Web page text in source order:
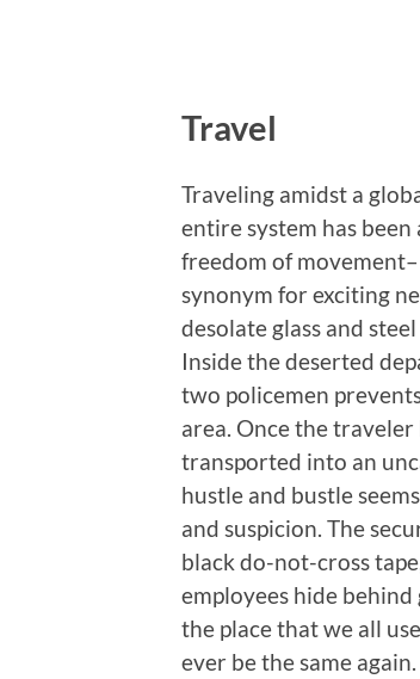
Travel
Traveling amidst a
entire system has
freedom of
synonym for exciting
desolate glass and
Inside the deserted
two policemen
area. Once the
transported into an
hustle and bustle
and suspicion. The
black do-not-cross
employees hide
the place that we all
ever be the same again.